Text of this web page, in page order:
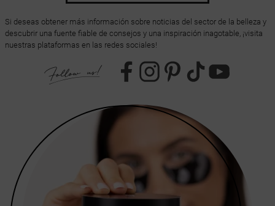
Si deseas obtener más información sobre noticias del sector de la belleza y
descubrir una fuente fiable de consejos y una inspiración inagotable, ¡visita
nuestras plataformas en las redes sociales!